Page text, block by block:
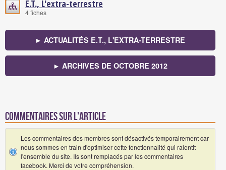
E.T., L'extra-terrestre
4 fiches
► ACTUALITÉS E.T., L'EXTRA-TERRESTRE
► ARCHIVES DE OCTOBRE 2012
Commentaires sur l'article
Les commentaires des membres sont désactivés temporairement car
nous sommes en train d'optimiser cette fonctionnalité qui ralentit
l'ensemble du site. Ils sont remplacés par les commentaires
facebook. Merci de votre compréhension.